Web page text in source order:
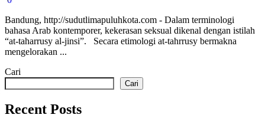
Bandung, http://sudutlimapuluhkota.com - Dalam terminologi
bahasa Arab kontemporer, kekerasan seksual dikenal dengan istilah
“at-taharrusy al-jinsi”. Secara etimologi at-tahrrusy bermakna
mengelorakan ...
Cari
Cari
Recent Posts